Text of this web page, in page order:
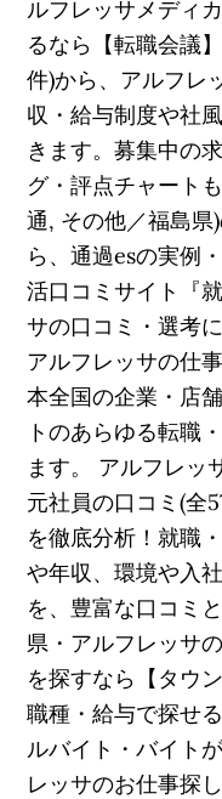
ルフレッサメディ
るなら【転職会議
件)から、アルフレ
収・給与制度や社
きます。募集中の
グ・評点チャート
通, その他／福島
ら、通過esの実例
活口コミサイト『
サの口コミ・選考
アルフレッサの仕
本全国の企業・店
トのあらゆる転職
ます。 アルフレッ
元社員の口コミ(全
を徹底分析！就職
や年収、環境や入
を、豊富な口コミ
県・アルフレッサ
を探すなら【タウ
職種・給与で探せ
ルバイト・バイト
レッサのお仕事探